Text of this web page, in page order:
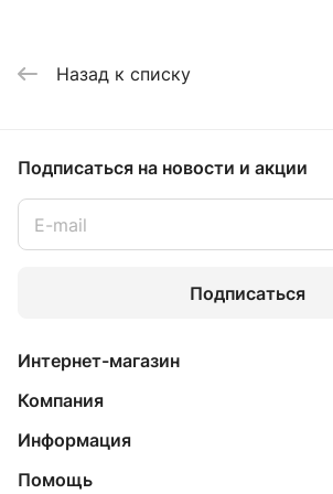
Назад к списку
Подписаться на новости и акции
Подписаться
Интернет-магазин
Компания
Информация
Помощь